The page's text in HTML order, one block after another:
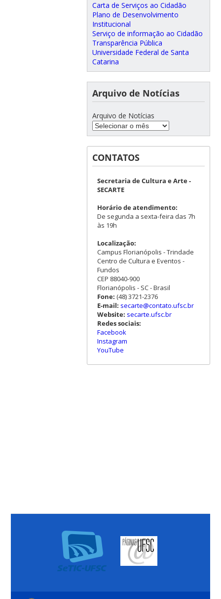
Carta de Serviços ao Cidadão
Plano de Desenvolvimento
Institucional
Serviço de informação ao Cidadão
Transparência Pública
Universidade Federal de Santa
Catarina
Arquivo de Notícias
Arquivo de Notícias
CONTATOS
Secretaria de Cultura e Arte -
SECARTE
Horário de atendimento:
De segunda a sexta-feira das 7h
às 19h
Localização:
Campus Florianópolis - Trindade
Centro de Cultura e Eventos -
Fundos
CEP 88040-900
Florianópolis - SC - Brasil
Fone: (48) 3721-2376
E-mail: secarte@contato.ufsc.br
Website: secarte.ufsc.br
Redes sociais:
Facebook
Instagram
YouTube